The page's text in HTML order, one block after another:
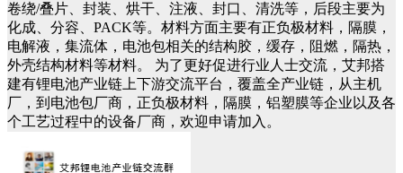
卷绕/叠片、封装、烘干、注液、封口、清洗等，后段主要为
化成、分容、PACK等。材料方面主要有正负极材料，隔膜，
电解液，集流体，电池包相关的结构胶，缓存，阻燃，隔热，
外壳结构材料等材料。 为了更好促进行业人士交流，艾邦搭
建有锂电池产业链上下游交流平台，覆盖全产业链，从主机
厂，到电池包厂商，正负极材料，隔膜，铝塑膜等企业以及各
个工艺过程中的设备厂商，欢迎申请加入。